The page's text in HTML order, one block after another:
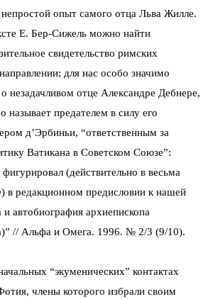
опыт самого отца Льва Жилле.
Е. Бер-Сижель можно найти
свидетельство римских
для нас особо значимо
незадачливом отце Александре Дебнере,
называет предателем в силу его
д’Эрбиньи, “ответственным за
Ватикана в Советском Союзе”:
(действительно в весьма
в редакционном предисловии к нашей
автобиография архиепископа
// Альфа и Омега. 1996. № 2/3 (9/10).
“экуменических” контактах
члены которого избрали своим